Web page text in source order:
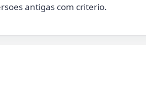
antigas com criterio.